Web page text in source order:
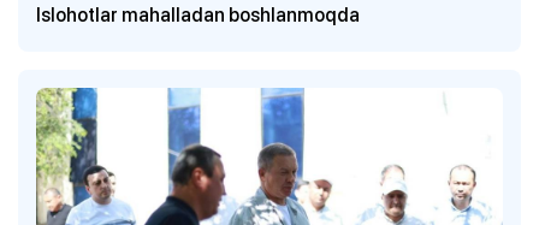
Islohotlar mahalladan boshlanmoqda